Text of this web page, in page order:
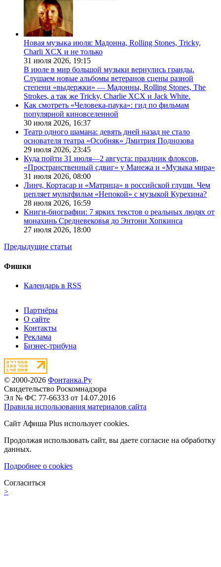
Новая музыка июля: Мадонна, Rolling Stones, Tricky,
Charli XCX и не только
31 июля 2026, 19:15
В июле в мир большой музыки вернулись гранды.
Слушаем новые альбомы ветеранов сцены разной
степени «выдержки» — Мадонны, Rolling Stones, The
Strokes, а так же Tricky, Charlie XCX и Jack White.
Как смотреть «Человека-паука»: гид по фильмам
популярной киновселенной
30 июля 2026, 16:37
Театр одного шамана: девять дней назад не стало
основателя театра «Особняк» Дмитрия Поднозова
29 июля 2026, 23:45
Куда пойти 31 июля—2 августа: праздник флоксов,
«Пространственный сдвиг» у Манежа и «Музыка мира»
31 июля 2026, 08:00
Линч, Кортасар и «Матрица» в российской глуши. Чем
цепляет мультфильм «Непокой» с музыкой Курехина?
28 июля 2026, 16:59
Книги-биографии: 7 ярких текстов о реальных людях от
монахинь Средневековья до Энтони Хопкинса
27 июля 2026, 18:00
Предыдущие статьи
Фишки
Календарь в RSS
Партнёры
О сайте
Контакты
Реклама
Бизнес-трибуна
© 2000-2026 Фонтанка.Ру
Свидетельство Роскомнадзора
Эл № ФС 77-66333 от 14.07.2016
Правила использования материалов сайта
Сайт Афиша Plus использует cookies.
Продолжая использовать сайт, вы даете согласие на обработку
данных.
Подробнее о cookies
Согласиться
>